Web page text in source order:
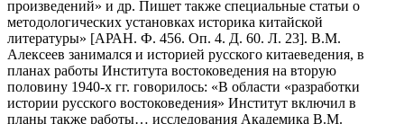
произведений» и др. Пишет также специальные статьи о
методологических установках историка китайской
литературы» [АРАН. Ф. 456. Оп. 4. Д. 60. Л. 23]. В.М.
Алексеев занимался и историей русского китаеведения, в
планах работы Института востоковедения на вторую
половину 1940-х гг. говорилось: «В области «разработки
истории русского востоковедения» Институт включил в
планы также работы… исследования Академика В.М.